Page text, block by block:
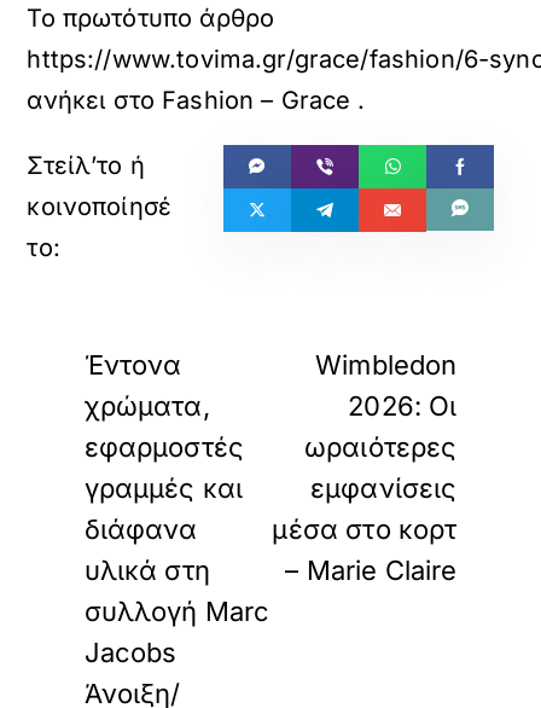
Το πρωτότυπο άρθρο
https://www.tovima.gr/grace/fashion/6-
ανήκει στο Fashion – Grace .
Έντονα
χρώματα,
εφαρμοστές
γραμμές και
διάφανα
υλικά στη
συλλογή Marc
Jacobs
Άνοιξη/
Wimbledon
2026: Οι
ωραιότερες
εμφανίσεις
μέσα στο κορτ
– Marie Claire